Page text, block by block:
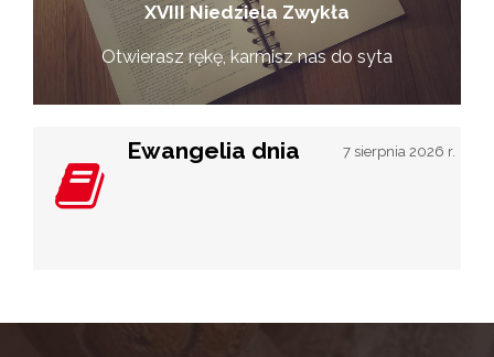
XVIII Niedziela Zwykła
Otwierasz rękę, karmisz nas do syta
Ewangelia dnia 7 sierpnia 2026 r.